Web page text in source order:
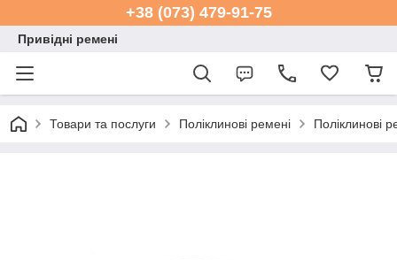
+38 (073) 479-91-75
Привідні ремені
Товари та послуги Поліклинові ремені Поліклинові